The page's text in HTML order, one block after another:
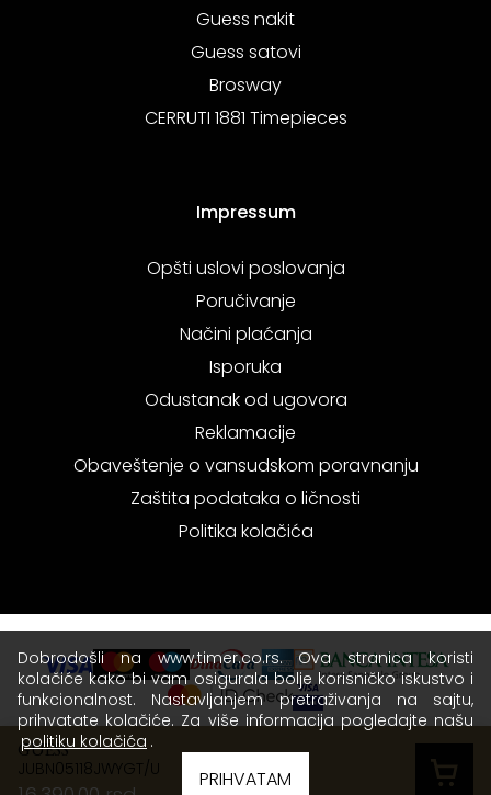
GUESS
JUBN05118JWYGT/U
Guess nakit
Guess satovi
Brosway
CERRUTI 1881 Timepieces
Impressum
Opšti uslovi poslovanja
Poručivanje
Načini plaćanja
Isporuka
Odustanak od ugovora
Reklamacije
Obaveštenje o vansudskom poravnanju
Zaštita podataka o ličnosti
Politika kolačića
Copyright © 2026 Timer - Sva prava zadržana.
Dobrodošli na www.timer.co.rs. Ova stranica koristi
kolačiće kako bi vam osigurala bolje korisničko iskustvo i
funkcionalnost. Nastavljanjem pretraživanja na sajtu,
prihvatate kolačiće. Za više informacija pogledajte našu
politiku kolačića .
PRIHVATAM